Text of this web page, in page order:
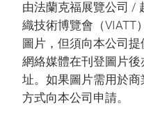
由法蘭克福展覽公司 /
織技術博覽會（VIATT
圖片，但須向本公司
網絡媒體在刊登圖片
址。如果圖片需用於
方式向本公司申請。